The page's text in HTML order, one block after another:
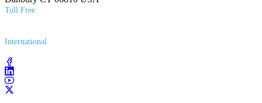
Toll Free
International